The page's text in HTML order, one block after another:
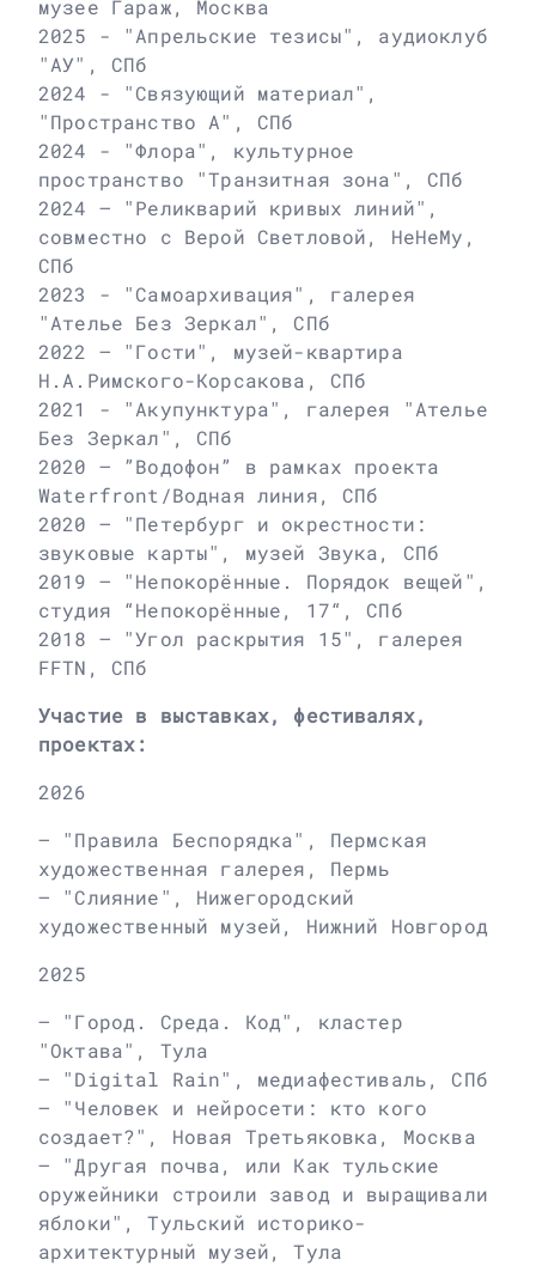
музее Гараж, Москва
2025 - "Апрельские тезисы", аудиоклуб
"АУ", СПб
2024 - "Связующий материал",
"Пространство А", СПб
2024 - "Флора", культурное
пространство "Транзитная зона", СПб
2024 – "Реликварий кривых линий",
совместно с Верой Светловой, НеНеМу,
СПб
2023 - "Самоархивация", галерея
"Ателье Без Зеркал", СПб
2022 – "Гости", музей-квартира
Н.А.Римского-Корсакова, СПб
2021 - "Акупунктура", галерея "Ателье
Без Зеркал", СПб
2020 – ”Водофон” в рамках проекта
Waterfront/Водная линия, СПб
2020 – "Петербург и окрестности:
звуковые карты", музей Звука, СПб
2019 – "Непокорённые. Порядок вещей",
студия “Непокорённые, 17“, СПб
2018 – "Угол раскрытия 15", галерея
FFTN, СПб
Участие в выставках, фестивалях,
проектах:
2026
– "Правила Беспорядка", Пермская
художественная галерея, Пермь
– "Слияние", Нижегородский
художественный музей, Нижний Новгород
2025
– "Город. Среда. Код", кластер
"Октава", Тула
– "Digital Rain", медиафестиваль, СПб
– "Человек и нейросети: кто кого
создает?", Новая Третьяковка, Москва
– "Другая почва, или Как тульские
оружейники строили завод и выращивали
яблоки", Тульский историко-
архитектурный музей, Тула